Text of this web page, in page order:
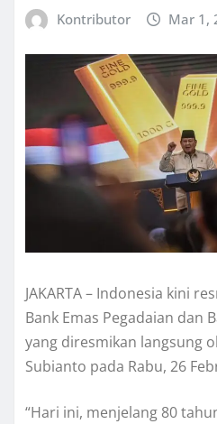
Kontributor Mar 1,
JAKARTA – Indonesia kini
Bank Emas Pegadaian dan
yang diresmikan langsung
Subianto pada Rabu, 26
“Hari ini, menjelang 80